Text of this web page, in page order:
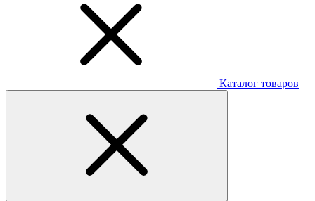
Каталог товаров